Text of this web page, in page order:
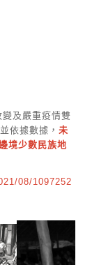
及嚴重疫情雙
依據數據， 未
境少數民族地
08/1097252